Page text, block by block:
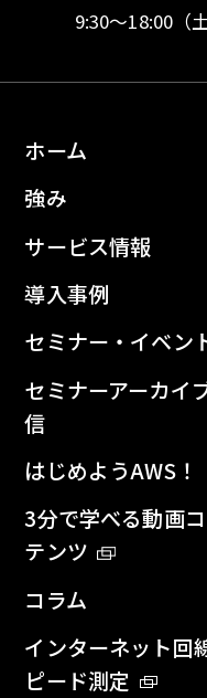
9:30〜18:00 （
ホーム
強み
サービス情報
導入事例
セミナー・イベン
セミナーアーカイ
信
はじめようAWS！
3分で学べる動画
テンツ
コラム
インターネット回
ピード測定